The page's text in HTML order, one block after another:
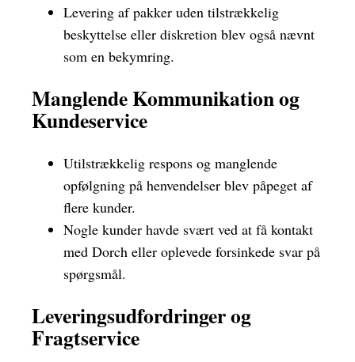
Levering af pakker uden tilstrækkelig
beskyttelse eller diskretion blev også nævnt
som en bekymring.
Manglende Kommunikation og
Kundeservice
Utilstrækkelig respons og manglende
opfølgning på henvendelser blev påpeget af
flere kunder.
Nogle kunder havde svært ved at få kontakt
med Dorch eller oplevede forsinkede svar på
spørgsmål.
Leveringsudfordringer og
Fragtservice